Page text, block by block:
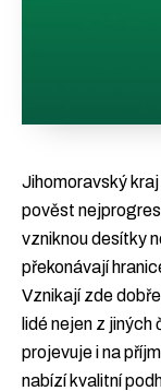
Jihomoravský
pověst
vzniknou desítky
překonávají
Vznikají zde
lidé nejen z
projevuje i na
nabízí kvalitní